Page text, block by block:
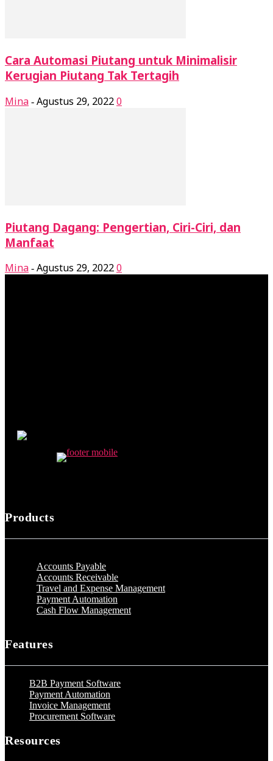
Cara Automasi Piutang untuk Minimalisir
Kerugian Piutang Tak Tertagih
Mina - Agustus 29, 20220
Piutang Dagang: Pengertian, Ciri-Ciri, dan
Manfaat
Mina - Agustus 29, 20220
Products
Accounts Payable
Accounts Receivable
Travel and Expense Management
Payment Automation
Cash Flow Management
Features
B2B Payment Software
Payment Automation
Invoice Management
Procurement Software
Resources